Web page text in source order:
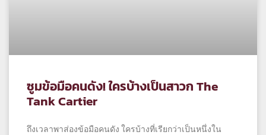
ซูมข้อมือคนดัง! ใครบ้างเป็นสาวก The
Tank Cartier
ถึงเวลาพาส่องข้อมือคนดัง ใครบ้างที่เรียกว่าเป็นหนึ่งใน